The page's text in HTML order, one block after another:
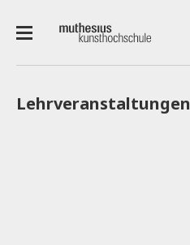
Lehrveranstaltungen